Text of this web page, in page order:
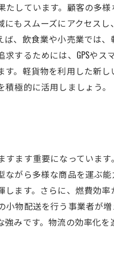
しています。顧客の多
もスムーズにアクセス
、飲食業や小売業では
するためには、GPSやス
。軽貨物を利用した新
極的に活用しましょう。
ます重要になっていま
がら多様な商品を運ぶ
ます。さらに、燃費効
物配送を行う事業者が
みです。物流の効率化